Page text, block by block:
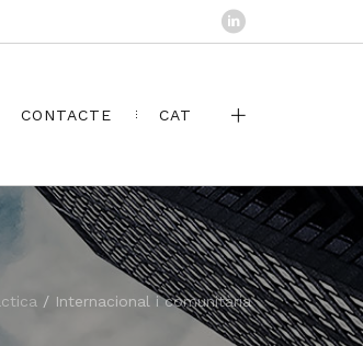
CONTACTE CAT
/ Internacional i comunitària